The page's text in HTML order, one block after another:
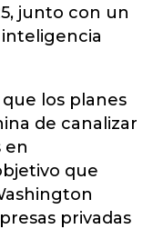
junto con un
los planes
de canalizar
en
que
privadas